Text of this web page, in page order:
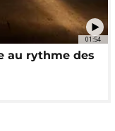
01:54
au rythme des